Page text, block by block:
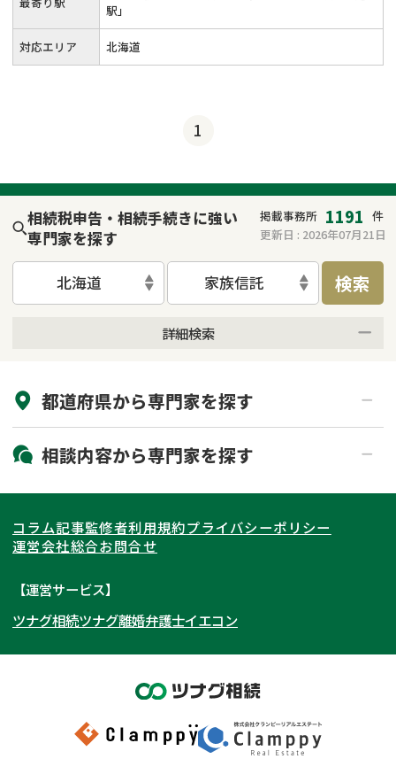
駅」
対応エリア 北海道
1
相続税申告・相続手続きに強い
専門家を探す
掲載事務所 1191 件
更新日 : 2026年07月21日
北海道 家族信託 検索
詳細検索
初回相談無料
土日祝の相談可能
都道府県から専門家を探す
北海道・東北
北海道 青森県
岩手県 宮城県
秋田県
福島県
関東
東京都 神奈川県
埼玉県
茨城県 群馬県
東海
愛知県
岐阜県 山梨県
関西
大阪府 京都府
奈良県
和歌山県
北陸・甲信越
石川県
富山県
岡山県
九州・沖縄
相談内容から専門家を探す
相続登記
遺産分割
相続手続き
家族信託
成年後見・任意後見
相続財産調査
不動産評価(相続不動産)
相続トラブル
コラム記事監修者利用規約プライバシーポリシー
運営会社総合お問合せ
【運営サービス】
ツナグ相続ツナグ離婚弁護士イエコン